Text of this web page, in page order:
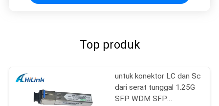
Top produk
untuk konektor LC dan Sc
dari serat tunggal 1.25G
SFP WDM SFP